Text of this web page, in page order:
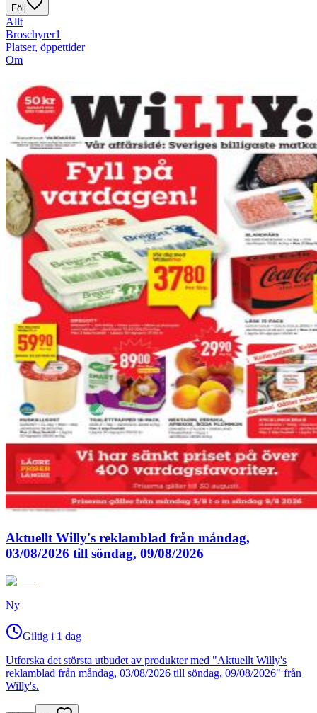
Följ
Allt
Broschyrer1
Platser, öppettider
Om
Aktuellt Willy's reklamblad från måndag,
03/08/2026 till söndag, 09/08/2026
Ny
Giltig i 1 dag
Utforska det största utbudet av produkter med "Aktuellt Willy's
reklamblad från måndag, 03/08/2026 till söndag, 09/08/2026" från
Willy's.